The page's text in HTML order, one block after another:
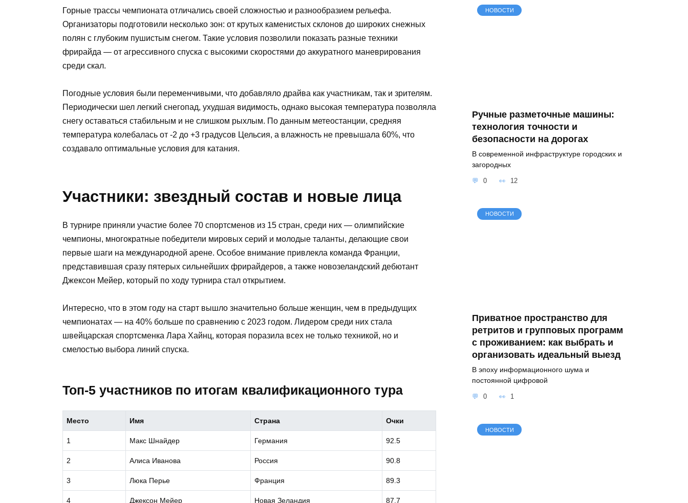
Горные трассы чемпионата отличались своей сложностью и разнообразием рельефа.
Организаторы подготовили несколько зон: от крутых каменистых склонов до широких снежных
полян с глубоким пушистым снегом. Такие условия позволили показать разные техники
фрирайда — от агрессивного спуска с высокими скоростями до аккуратного маневрирования
среди скал.
Погодные условия были переменчивыми, что добавляло драйва как участникам, так и зрителям.
Периодически шел легкий снегопад, ухудшая видимость, однако высокая температура позволяла
снегу оставаться стабильным и не слишком рыхлым. По данным метеостанции, средняя
температура колебалась от -2 до +3 градусов Цельсия, а влажность не превышала 60%, что
создавало оптимальные условия для катания.
Участники: звездный состав и новые лица
В турнире приняли участие более 70 спортсменов из 15 стран, среди них — олимпийские
чемпионы, многократные победители мировых серий и молодые таланты, делающие свои
первые шаги на международной арене. Особое внимание привлекла команда Франции,
представившая сразу пятерых сильнейших фрирайдеров, а также новозеландский дебютант
Джексон Мейер, который по ходу турнира стал открытием.
Интересно, что в этом году на старт вышло значительно больше женщин, чем в предыдущих
чемпионатах — на 40% больше по сравнению с 2023 годом. Лидером среди них стала
швейцарская спортсменка Лара Хайнц, которая поразила всех не только техникой, но и
смелостью выбора линий спуска.
Топ-5 участников по итогам квалификационного тура
Место Имя Страна Очки
1 Макс Шнайдер Германия 92.5
2 Алиса Иванова Россия 90.8
3 Люка Перье Франция 89.3
4 Джексон Мейер Новая Зеландия 87.7
НОВОСТИ
Ручные разметочные машины:
технология точности и
безопасности на дорогах
В современной инфраструктуре городских и
загородных
0 12
НОВОСТИ
Приватное пространство для
ретритов и групповых программ
с проживанием: как выбрать и
организовать идеальный выезд
В эпоху информационного шума и
постоянной цифровой
0 1
НОВОСТИ